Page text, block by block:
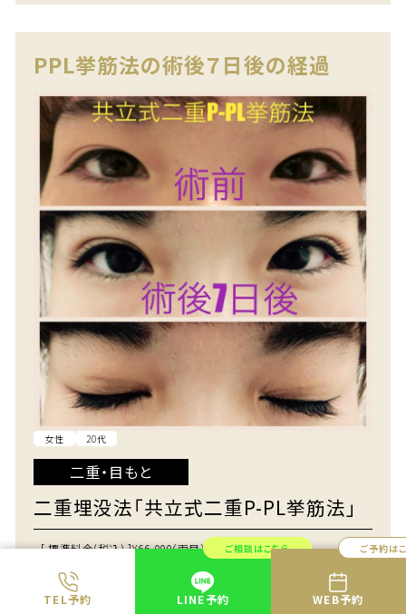
TEL予約
ご相談はこちら
LINE予約
ご予約は
WEB予約
PPL挙筋法の術後７日後の経過
女性 20代
二重・目もと
二重埋没法「共立式二重P-PL挙筋法」
[ 標準料金(税込) ]¥66,000（両目）～¥286,000（両目）
[ クリニック ]